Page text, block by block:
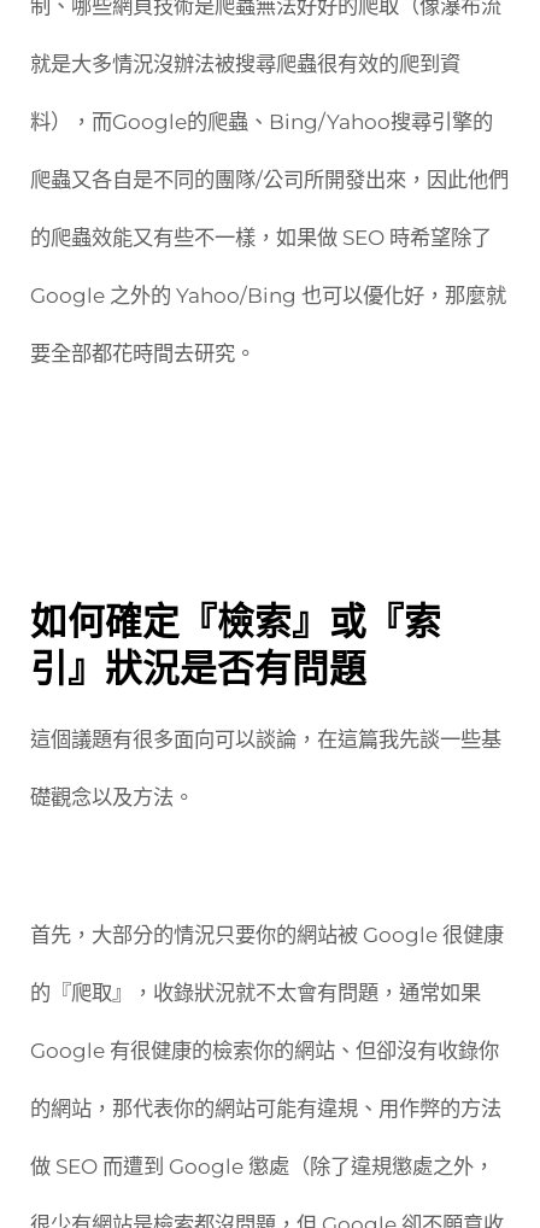
制、哪些網頁技術是爬蟲無法好好的爬取（像瀑布流
就是大多情況沒辦法被搜尋爬蟲很有效的爬到資
料），而Google的爬蟲、Bing/Yahoo搜尋引擎的
爬蟲又各自是不同的團隊/公司所開發出來，因此他們
的爬蟲效能又有些不一樣，如果做 SEO 時希望除了
Google 之外的 Yahoo/Bing 也可以優化好，那麼就
要全部都花時間去研究。
如何確定『檢索』或『索
引』狀況是否有問題
這個議題有很多面向可以談論，在這篇我先談一些基
礎觀念以及方法。
首先，大部分的情況只要你的網站被 Google 很健康
的『爬取』，收錄狀況就不太會有問題，通常如果
Google 有很健康的檢索你的網站、但卻沒有收錄你
的網站，那代表你的網站可能有違規、用作弊的方法
做 SEO 而遭到 Google 懲處（除了違規懲處之外，